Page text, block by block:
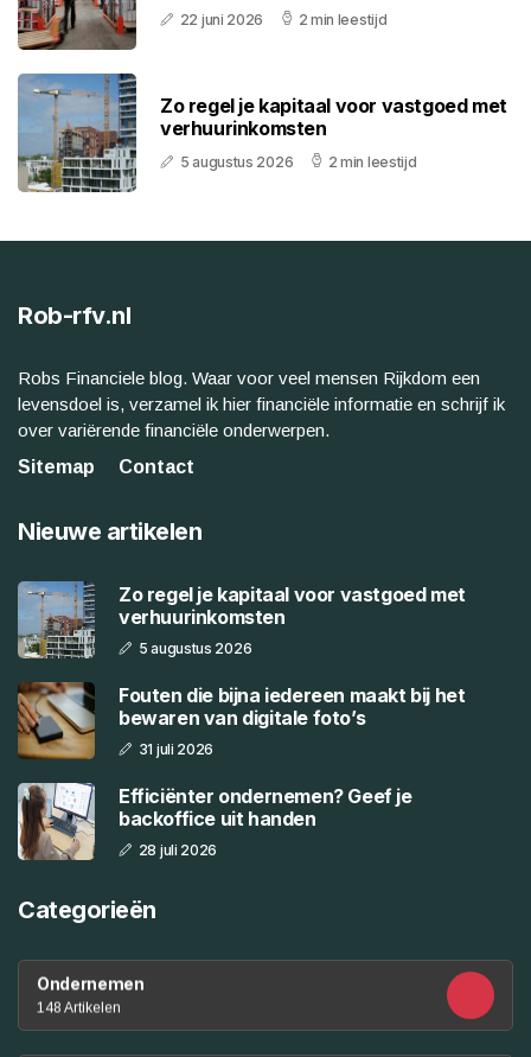
22 juni 2026 2 min leestijd
Zo regel je kapitaal voor vastgoed met
verhuurinkomsten
5 augustus 2026 2 min leestijd
Rob-rfv.nl
Robs Financiele blog. Waar voor veel mensen Rijkdom een
levensdoel is, verzamel ik hier financiële informatie en schrijf ik
over variërende financiële onderwerpen.
Sitemap
Contact
Nieuwe artikelen
Zo regel je kapitaal voor vastgoed met
verhuurinkomsten
5 augustus 2026
Fouten die bijna iedereen maakt bij het
bewaren van digitale foto’s
31 juli 2026
Efficiënter ondernemen? Geef je
backoffice uit handen
28 juli 2026
Categorieën
Ondernemen
148 Artikelen